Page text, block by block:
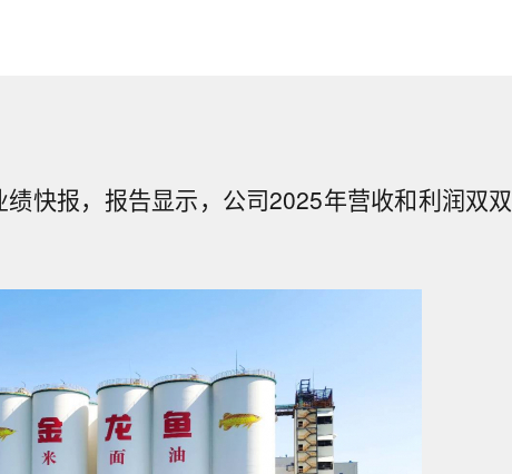
快报，报告显示，公司2025年营收和利润双双